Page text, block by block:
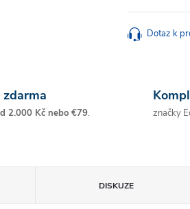
cena:
Dotaz k
2.000 Kč nebo €79. značky
DISKUZE